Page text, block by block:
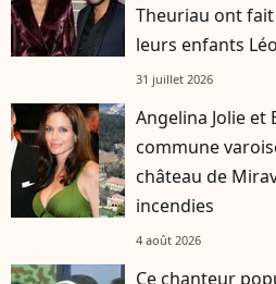
Theuriau ont
leurs enfants
31 juillet 2026
Angelina Jolie et
commune
château de
incendies
4 août 2026
Ce chanteur